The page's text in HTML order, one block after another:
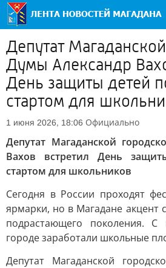
Депутат
Думы Александр
День защиты детей
стартом для
1 июня 2026, 18:06 Официально
Депутат Магаданской
Вахов встретил День
стартом для школьников
Сегодня в России проходят
ярмарки, но в Магадане акцент
подрастающего поколения. С
городе заработали школьные
Депутат Магаданской